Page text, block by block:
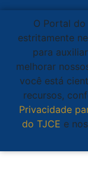
O Portal
estritamente
para
melhorar
você está
recursos,
Privacidade
do TJCE e